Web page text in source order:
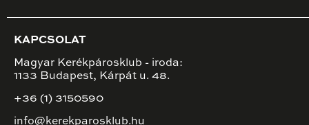
KAPCSOLAT
Magyar Kerékpárosklub - iroda:
1133 Budapest, Kárpát u. 48.
+36 (1) 3150590
info@kerekparosklub.hu